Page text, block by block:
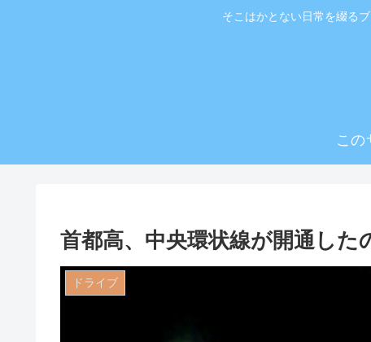
そこはかとない日常を綴る
この
首都高、中央環状線が開通した
ドライブ